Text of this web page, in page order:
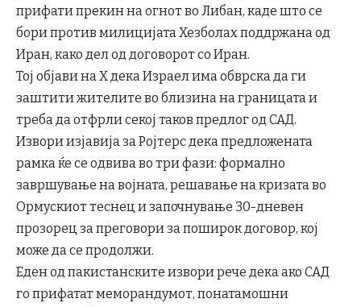
прифати прекин на огнот во Либан, каде што се
бори против милицијата Хезболах поддржана од
Иран, како дел од договорот со Иран.
Тој објави на X дека Израел има обврска да ги
заштити жителите во близина на границата и
треба да отфрли секој таков предлог од САД.
Извори изјавија за Ројтерс дека предложената
рамка ќе се одвива во три фази: формално
завршување на војната, решавање на кризата во
Ормускиот теснец и започнување 30-дневен
прозорец за преговори за поширок договор, кој
може да се продолжи.
Еден од пакистанските извори рече дека ако САД
го прифатат меморандумот, понатамошни